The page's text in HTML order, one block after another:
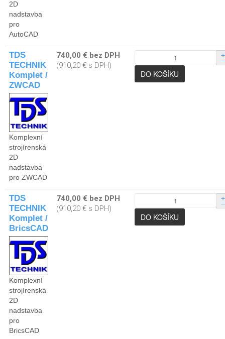
2D
nadstavba
pro
AutoCAD
TDS
TECHNIK
Komplet /
ZWCAD
Komplexní
strojírenská
2D
nadstavba
pro ZWCAD
740,00 € bez DPH
(910,20 € s DPH)
+
–
TDS
TECHNIK
Komplet /
BricsCAD
Komplexní
strojírenská
2D
nadstavba
pro
BricsCAD
740,00 € bez DPH
(910,20 € s DPH)
+
–